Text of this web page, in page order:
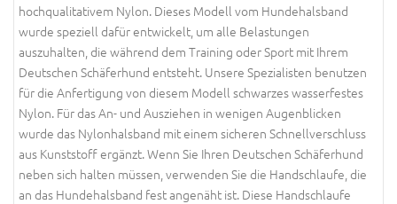
hochqualitativem Nylon. Dieses Modell vom Hundehalsband
wurde speziell dafür entwickelt, um alle Belastungen
auszuhalten, die während dem Training oder Sport mit Ihrem
Deutschen Schäferhund entsteht. Unsere Spezialisten benutzen
für die Anfertigung von diesem Modell schwarzes wasserfestes
Nylon. Für das An- und Ausziehen in wenigen Augenblicken
wurde das Nylonhalsband mit einem sicheren Schnellverschluss
aus Kunststoff ergänzt. Wenn Sie Ihren Deutschen Schäferhund
neben sich halten müssen, verwenden Sie die Handschlaufe, die
an das Hundehalsband fest angenäht ist. Diese Handschlaufe